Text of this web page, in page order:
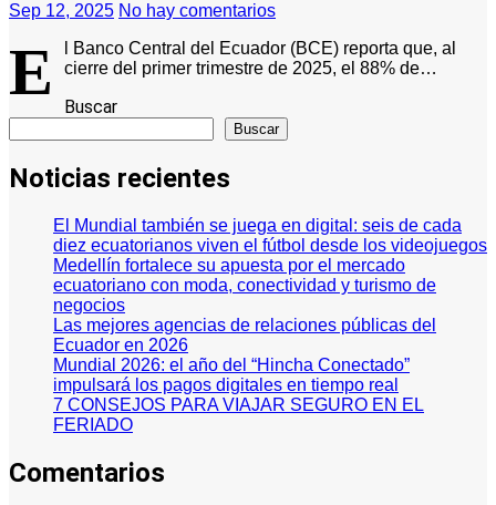
Sep 12, 2025 No hay comentarios
E
l Banco Central del Ecuador (BCE) reporta que, al
cierre del primer trimestre de 2025, el 88% de…
Buscar
Buscar
Noticias recientes
El Mundial también se juega en digital: seis de cada
diez ecuatorianos viven el fútbol desde los videojuegos
Medellín fortalece su apuesta por el mercado
ecuatoriano con moda, conectividad y turismo de
negocios
Las mejores agencias de relaciones públicas del
Ecuador en 2026
Mundial 2026: el año del “Hincha Conectado”
impulsará los pagos digitales en tiempo real
7 CONSEJOS PARA VIAJAR SEGURO EN EL
FERIADO
Comentarios